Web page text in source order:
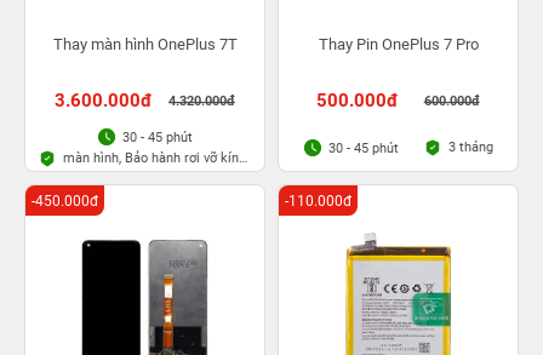
Thay màn hình OnePlus 7T
3.600.000đ 4.320.000đ
30 - 45 phút
màn hình, Bảo hành rơi vỡ kính
1 lần trong 3 tháng
Thay Pin OnePlus 7 Pro
500.000đ 600.000đ
30 - 45 phút 3 tháng
-450.000đ -110.000đ